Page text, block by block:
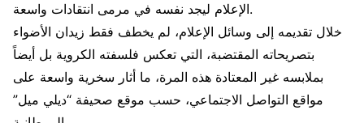
الإعلام ليجد نفسه في مرمى انتقادات واسعة.
خلال تقديمه إلى وسائل الإعلام، لم يخطف فقط زيدان الأضواء
بتصريحاته المقتضبة، التي تعكس فلسفته الكروية بل أيضاً
بملابسه غير المعتادة هذه المرة، ما أثار سخرية واسعة على
مواقع التواصل الاجتماعي، حسب موقع صحيفة “ديلي ميل”